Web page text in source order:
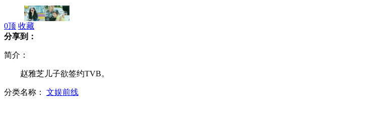
80岁婆婆靠自拍成网络红人
0顶 收藏
分享到：
简介：
赵雅芝儿子欲签约TVB。
分类名称： 文娱前线